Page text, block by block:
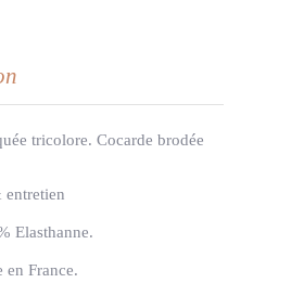
tricolore. Cocarde brodée
Elasthanne.
en France.